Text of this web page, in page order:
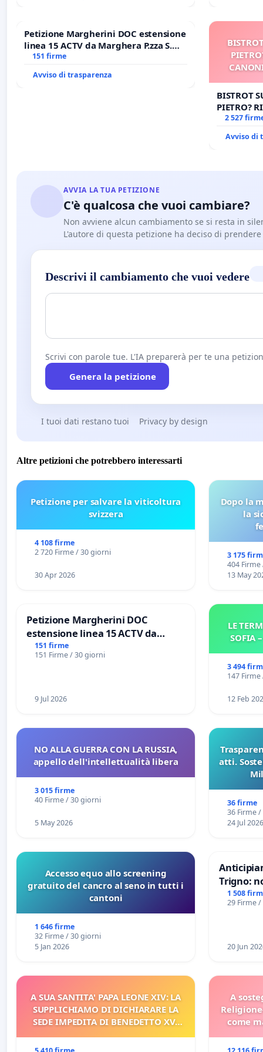
Petizione Margherini DOC estensione
linea 15 ACTV da Marghera P.zza S.
Antonio all'aeroporto Marco Polo
151 firme
Avviso di trasparenza
BISTROT
PIETRO?
2 527
Avviso di
AVVIA LA TUA PETIZIONE
C'è qualcosa che vuoi cambiare?
Non avviene alcun cambiamento se si resta in
L'autore di questa petizione ha deciso di
Descrivi il cambiamento che vuoi vedere
Scrivi con parole tue. L'IA preparerà per te una
Genera la petizione
I tuoi dati restano tuoi Privacy by design
Altre petizioni che potrebbero interessarti
Petizione per salvare la viticoltura
svizzera
4 108 firme
2 720 Firme / 30 giorni
30 Apr 2026
Dopo la
la
3 175
404
13 May
Petizione Margherini DOC
estensione linea 15 ACTV da
Marghera P.zza S. Antonio
all'aeroporto Marco Polo tariffa a
151 firme
151 Firme / 30 giorni
9 Jul 2026
LE
SOFIA
3 494
147
12 Feb
NO ALLA GUERRA CON LA RUSSIA,
appello dell'intellettualità libera
3 015 firme
40 Firme / 30 giorni
5 May 2026
atti.
sulla
36 firme
36 Firme
24 Jul 2026
Accesso equo allo screening
gratuito del cancro al seno in tutti i
cantoni
1 646 firme
32 Firme / 30 giorni
5 Jan 2026
Trigno:
rallenti
Racanati
1 508
29 Firme
20 Jun
A SUA SANTITA' PAPA LEONE XIV: LA
SUPPLICHIAMO DI DICHIARARE LA
SEDE IMPEDITA DI BENEDETTO XVI
A
come